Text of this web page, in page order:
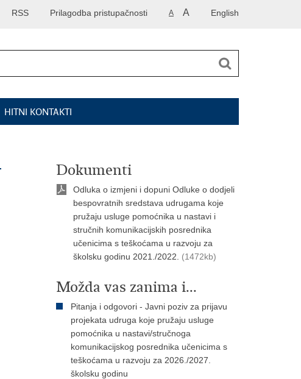
English
A A
Prilagodba pristupačnosti
RSS
HITNI KONTAKTI
Dokumenti
Odluka o izmjeni i dopuni Odluke o dodjeli
bespovratnih sredstava udrugama koje
pružaju usluge pomoćnika u nastavi i
stručnih komunikacijskih posrednika
učenicima s teškoćama u razvoju za
školsku godinu 2021./2022.
(1472kb)
Možda vas zanima i...
Pitanja i odgovori - Javni poziv za prijavu
projekata udruga koje pružaju usluge
pomoćnika u nastavi/stručnoga
komunikacijskog posrednika učenicima s
teškoćama u razvoju za 2026./2027.
školsku godinu